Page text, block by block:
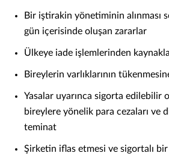
Bir iştirakin yönetiminin alınması
gün içerisinde oluşan zararlar
Ülkeye iade işlemlerinden
Bireylerin varlıklarının
Yasalar uyarınca sigorta edilebilir
bireylere yönelik para cezaları ve
teminat
Şirketin iflas etmesi ve sigortalı